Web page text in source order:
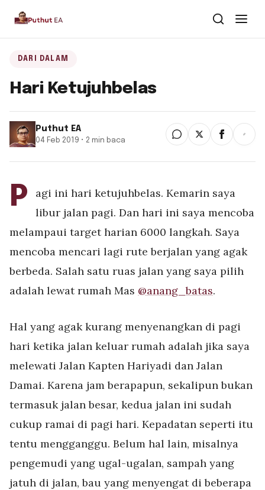
Dari Dalam
Dari Kawan
Buku
Tentang
Puthut EA
Situsweb
DARI DALAM
Hari Ketujuhbelas
Puthut EA
04 Feb 2019 • 2 min baca
P
agi ini hari ketujuhbelas. Kemarin saya
libur jalan pagi. Dan hari ini saya mencoba
melampaui target harian 6000 langkah. Saya
mencoba mencari lagi rute berjalan yang agak
berbeda. Salah satu ruas jalan yang saya pilih
adalah lewat rumah Mas @anang_batas.
Hal yang agak kurang menyenangkan di pagi
hari ketika jalan keluar rumah adalah jika saya
melewati Jalan Kapten Hariyadi dan Jalan
Damai. Karena jam berapapun, sekalipun bukan
termasuk jalan besar, kedua jalan ini sudah
cukup ramai di pagi hari. Kepadatan seperti itu
tentu mengganggu. Belum hal lain, misalnya
pengemudi yang ugal-ugalan, sampah yang
jatuh di jalan, bau yang menyengat di beberapa